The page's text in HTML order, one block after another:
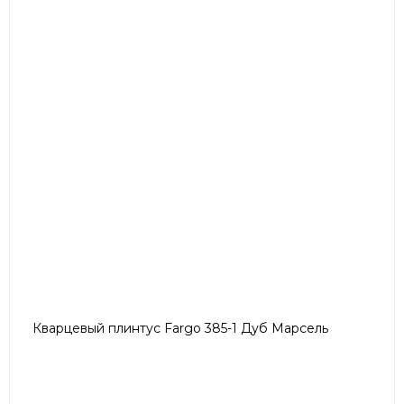
Кварцевый плинтус Fargo 385-1 Дуб Марсель